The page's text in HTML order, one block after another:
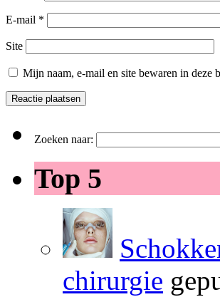
E-mail *
Site
Mijn naam, e-mail en site bewaren in deze
Zoeken naar:
Top 5
chirurgie